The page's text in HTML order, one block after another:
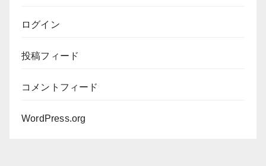
ログイン
投稿フィード
コメントフィード
WordPress.org